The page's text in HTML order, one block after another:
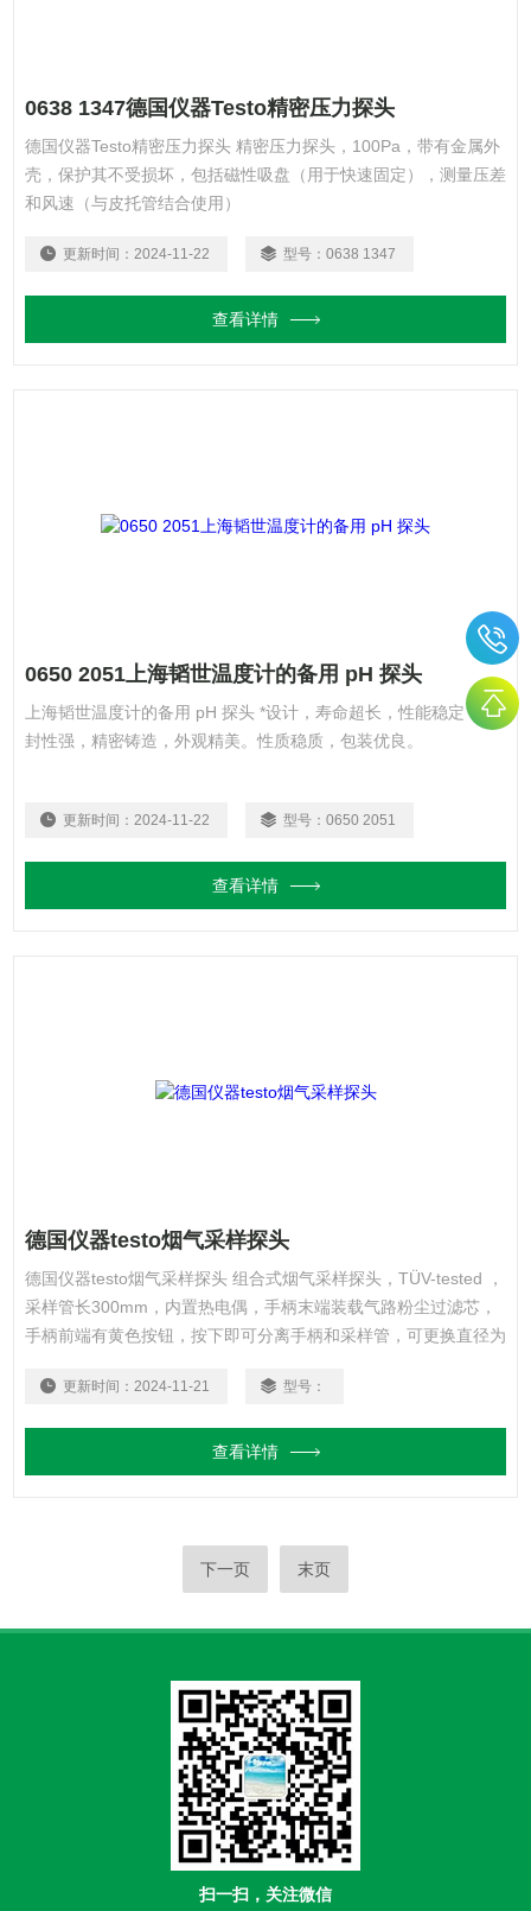
0638 1347德国仪器Testo精密压力探头
德国仪器Testo精密压力探头 精密压力探头，100Pa，带有金属外
壳，保护其不受损坏，包括磁性吸盘（用于快速固定），测量压差
和风速（与皮托管结合使用）
更新时间： 2024-11-22 型号： 0638 1347
查看详情
0650 2051上海韬世温度计的备用 pH 探头
上海韬世温度计的备用 pH 探头 *设计，寿命超长，性能稳定，密
封性强，精密铸造，外观精美。性质稳质，包装优良。
更新时间： 2024-11-22 型号： 0650 2051
查看详情
德国仪器testo烟气采样探头
德国仪器testo烟气采样探头 组合式烟气采样探头，TÜV-tested ，
采样管长300mm，内置热电偶，手柄末端装载气路粉尘过滤芯，
手柄前端有黄色按钮，按下即可分离手柄和采样管，可更换直径为
更新时间： 2024-11-21 型号：
查看详情
下一页 末页
扫一扫，关注微信